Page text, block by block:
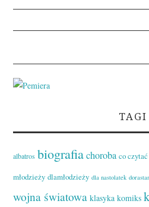
TAGI
albatros biografia choroba co czytać
młodzieży dlamłodzieży dla nastolatek
wojna światowa klasyka komiks